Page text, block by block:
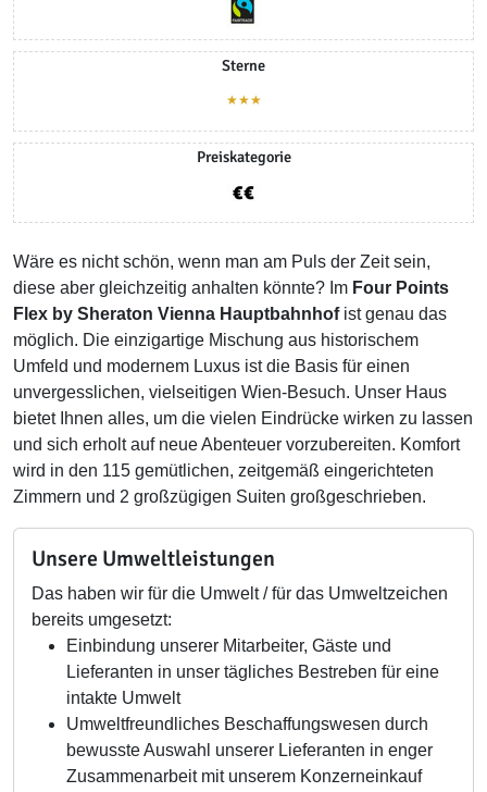
Sterne
★★★
Preiskategorie
Wäre es nicht schön, wenn man am Puls der Zeit sein,
diese aber gleichzeitig anhalten könnte? Im Four Points
Flex by Sheraton Vienna Hauptbahnhofist genau das
möglich. Die einzigartige Mischung aus historischem
Umfeld und modernem Luxus ist die Basis für einen
unvergesslichen, vielseitigen Wien-Besuch. Unser Haus
bietet Ihnen alles, um die vielen Eindrücke wirken zu lassen
und sich erholt auf neue Abenteuer vorzubereiten. Komfort
wird in den 115 gemütlichen, zeitgemäß eingerichteten
Zimmern und 2 großzügigen Suiten großgeschrieben.
Unsere Umweltleistungen
Das haben wir für die Umwelt / für das Umweltzeichen
bereits umgesetzt:
Einbindung unserer Mitarbeiter, Gäste und
Lieferanten in unser tägliches Bestreben für eine
intakte Umwelt
Umweltfreundliches Beschaffungswesen durch
bewusste Auswahl unserer Lieferanten in enger
Zusammenarbeit mit unserem Konzerneinkauf